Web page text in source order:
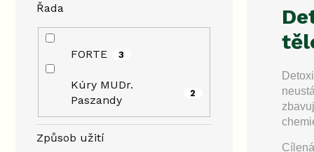
Řada
FORTE 3
Kúry MUDr.
Paszandy
2
Způsob užití